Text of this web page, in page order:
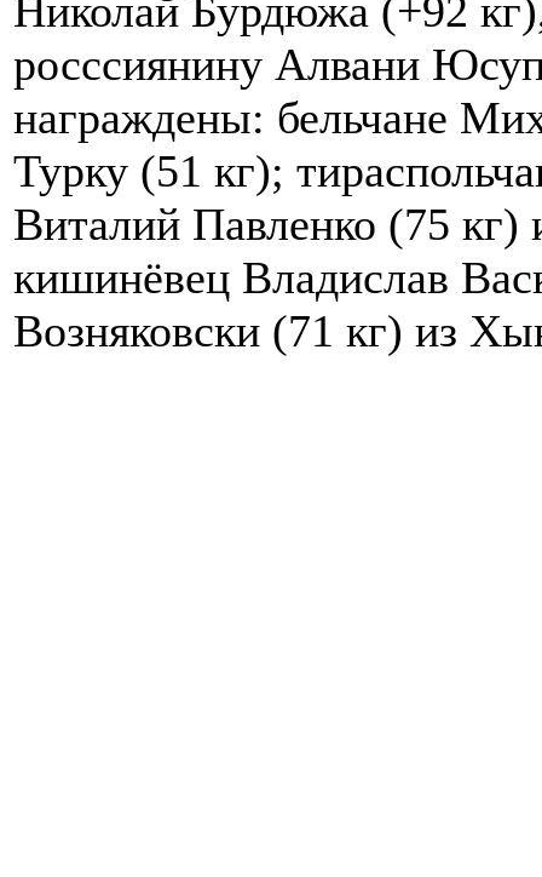
Николай Бурдюжа (+92
росссиянину Алвани
награждены: бельчане
Турку (51 кг);
Виталий Павленко (75
кишинёвец Владислав
Возняковски (71 кг) из